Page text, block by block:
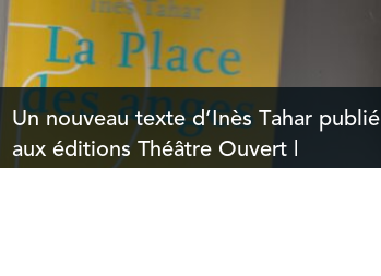
Un nouveau texte d’Inès Tahar publié
aux éditions Théâtre Ouvert |